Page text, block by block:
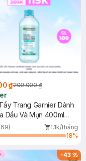
₫209.000 ₫
Trang Garnier Dành
Dầu Và Mụn 400ml
1.1k/tháng
18%
-43%